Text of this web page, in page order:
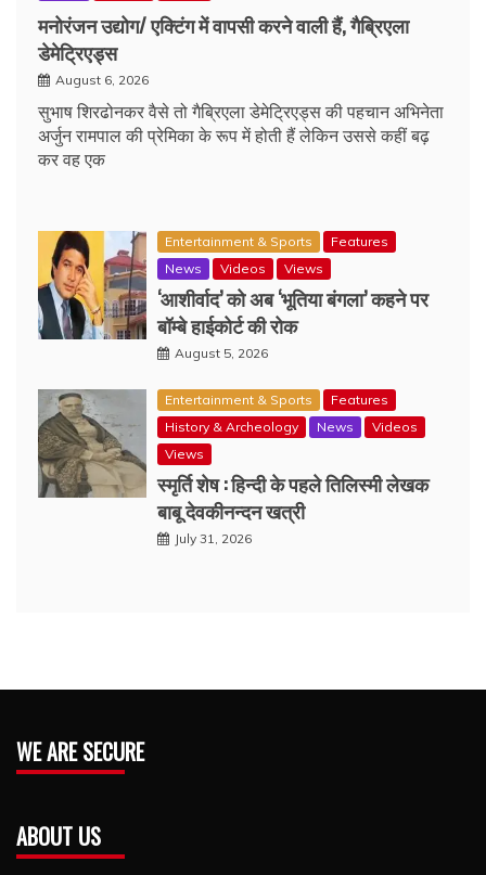
मनोरंजन उद्योग/ एक्टिंग में वापसी करने वाली हैं, गैब्रिएला
डेमेट्रिएड्स
August 6, 2026
सुभाष शिरढोनकर वैसे तो गैब्रिएला डेमेट्रिएड्स की पहचान अभिनेता
अर्जुन रामपाल की प्रेमिका के रूप में होती हैं लेकिन उससे कहीं बढ़
कर वह एक
Entertainment & Sports
Features
News
Videos Views
‘आशीर्वाद’ को अब ‘भूतिया बंगला’ कहने पर
बॉम्बे हाईकोर्ट की रोक
August 5, 2026
Entertainment & Sports
Features
History & Archeology
News
Videos
Views
स्मृर्ति शेष : हिन्दी के पहले तिलिस्मी लेखक
बाबू देवकीनन्दन खत्री
July 31, 2026
WE ARE SECURE
ABOUT US